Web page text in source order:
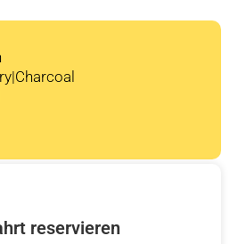
reservieren